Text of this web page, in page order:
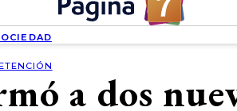
a dos